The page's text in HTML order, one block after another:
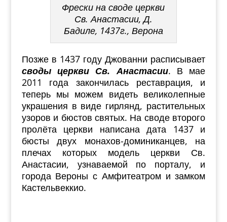
Фрески на своде церкви
Св. Анастасии, Д.
Бадиле, 1437г., Верона
Позже в 1437 году Джованни расписывает
своды церкви Св. Анастасии. В мае
2011 года закончилась реставрация, и
теперь мы можем видеть великолепные
украшения в виде гирлянд, растительных
узоров и бюстов святых. На своде второго
пролёта церкви написана дата 1437 и
бюсты двух монахов-доминиканцев, на
плечах которых модель церкви Св.
Анастасии, узнаваемой по порталу, и
города Вероны с Амфитеатром и замком
Кастельвеккио.